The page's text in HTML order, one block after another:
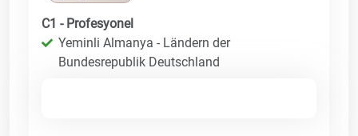
C1 - Profesyonel
Yeminli Almanya - Ländern der
Bundesrepublik Deutschland